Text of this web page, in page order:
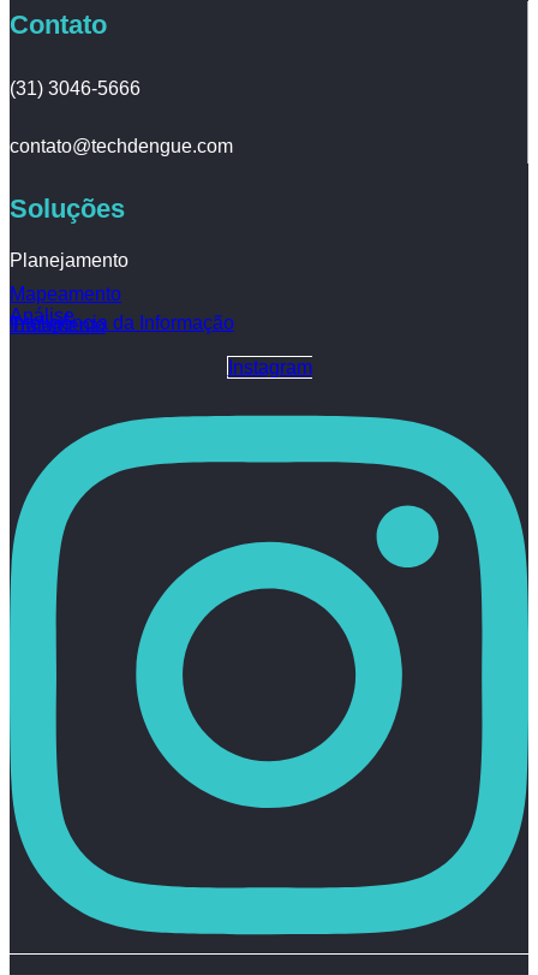
Contato
(31) 3046-5666
contato@techdengue.com
Soluções
Planejamento
Mapeamento
Análise
Tratamento
Inteligência da Informação
Instagram